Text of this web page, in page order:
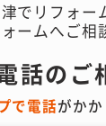
でリフォー
ームへご相
話のご
で電話がか